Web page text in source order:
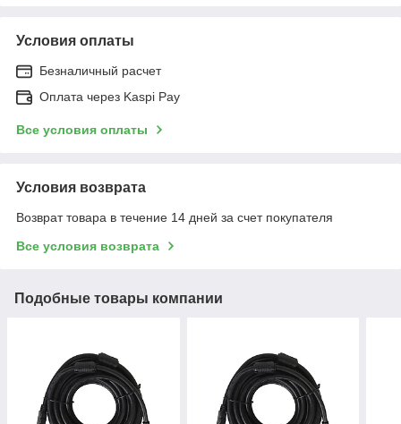
Условия оплаты
Безналичный расчет
Оплата через Kaspi Pay
Все условия оплаты
Условия возврата
Возврат товара в течение 14 дней за счет покупателя
Все условия возврата
Подобные товары компании